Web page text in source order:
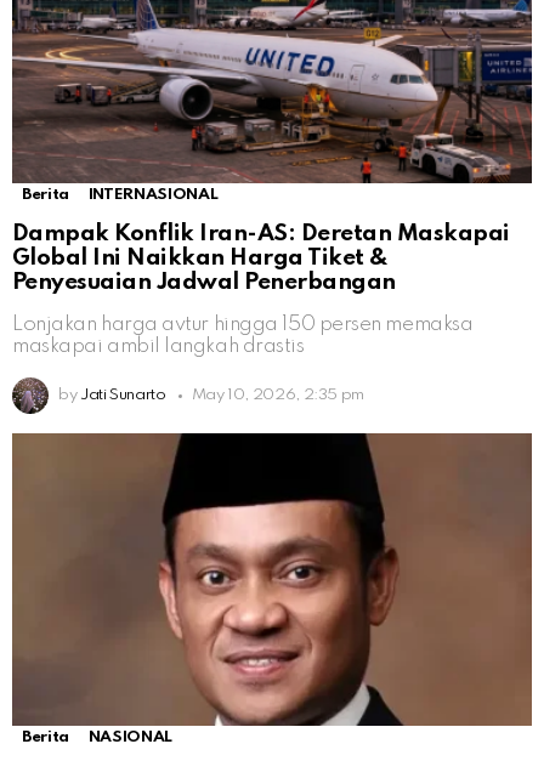
Berita INTERNASIONAL
Dampak Konflik Iran-AS: Deretan Maskapai
Global Ini Naikkan Harga Tiket &
Penyesuaian Jadwal Penerbangan
Lonjakan harga avtur hingga 150 persen memaksa
maskapai ambil langkah drastis
by Jati Sunarto May 10, 2026, 2:35 pm
Berita NASIONAL